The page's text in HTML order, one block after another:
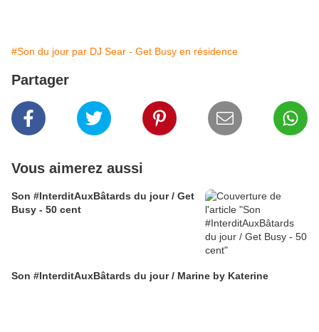
#Son du jour par DJ Sear - Get Busy en résidence
Partager
Vous aimerez aussi
Son #InterditAuxBâtards du jour / Get
Busy - 50 cent
Son #InterditAuxBâtards du jour / Marine by Katerine